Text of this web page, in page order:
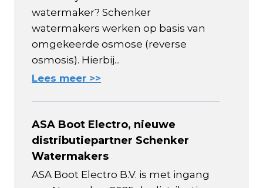
watermaker? Schenker
watermakers werken op basis van
omgekeerde osmose (reverse
osmosis). Hierbij...
Lees meer >>
ASA Boot Electro, nieuwe
distributiepartner Schenker
Watermakers
ASA Boot Electro B.V. is met ingang